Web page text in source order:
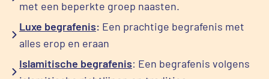
met een beperkte groep naasten.
Luxe begrafenis: Een prachtige begrafenis met
alles erop en eraan
Islamitische begrafenis: Een begrafenis volgens